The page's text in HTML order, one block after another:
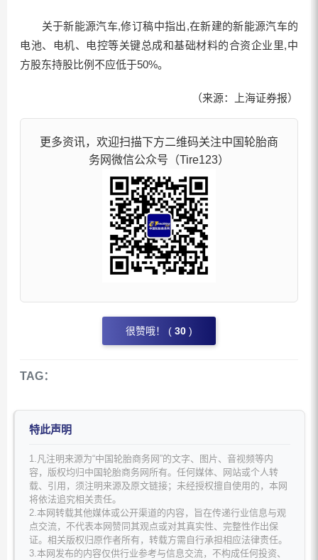
关于新能源汽车,修订稿中指出,在新建的新能源汽车的
电池、电机、电控等关键总成和基础材料的合资企业里,中
方股东持股比例不应低于50%。
（来源：上海证券报）
更多资讯，欢迎扫描下方二维码关注中国轮胎商
务网微信公众号（Tire123）
很赞哦！ ( 30 )
TAG：
特此声明
1.凡注明来源为“中国轮胎商务网”的文字、图片、音视频等内
容，版权均归中国轮胎商务网所有。任何媒体、网站或个人转
载、引用，须注明来源及原文链接；未经授权擅自使用的，本网
将依法追究相关责任。
2.本网转载其他媒体或公开渠道的内容，旨在传递行业信息与观
点交流，不代表本网赞同其观点或对其真实性、完整性作出保
证。相关版权归原作者所有，转载方需自行承担相应法律责任。
3.本网发布的内容仅供行业参考与信息交流，不构成任何投资、